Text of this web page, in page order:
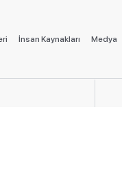
İnsan Kaynakları Medya